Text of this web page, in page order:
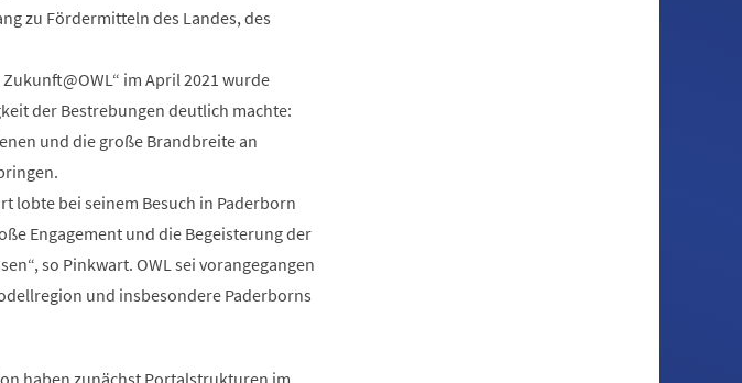
zu Fördermitteln des Landes, des
im April 2021 wurde
der Bestrebungen deutlich machte:
und die große Brandbreite an
lobte bei seinem Besuch in Paderborn
Engagement und die Begeisterung der
so Pinkwart. OWL sei vorangegangen
und insbesondere Paderborns